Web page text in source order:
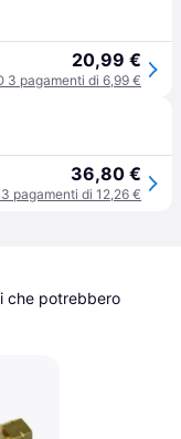
20,99 €
3 pagamenti di 6,99 €
36,80 €
pagamenti di 12,26 €
che potrebbero